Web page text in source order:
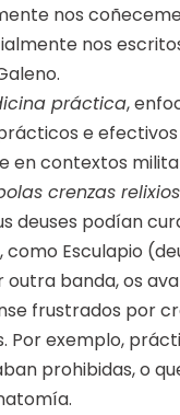
nos
nos
práctica,
e
en contextos
crenzas
deuses podían
Esculapio
outra banda, os
frustrados por
Por exemplo,
prohibidas, o